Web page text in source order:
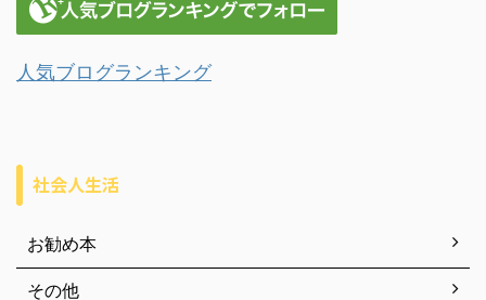
人気ブログランキング
社会人生活
お勧め本
その他